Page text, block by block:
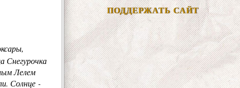
Снегурочка
Лелем
Солнце -
ПОДДЕРЖАТЬ САЙТ